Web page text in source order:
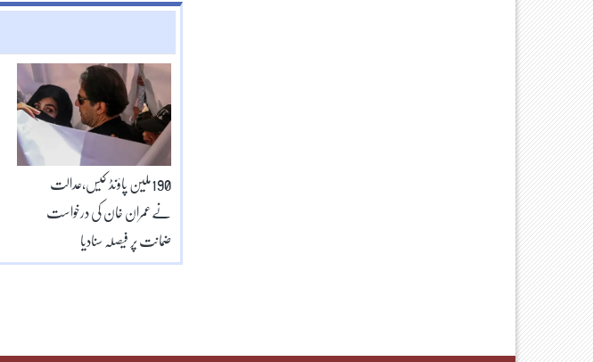
190ملین پاؤنڈ کیس،عدالت
نےعمران خان کی درخواست
ضمانت پر فیصلہ سنادیا